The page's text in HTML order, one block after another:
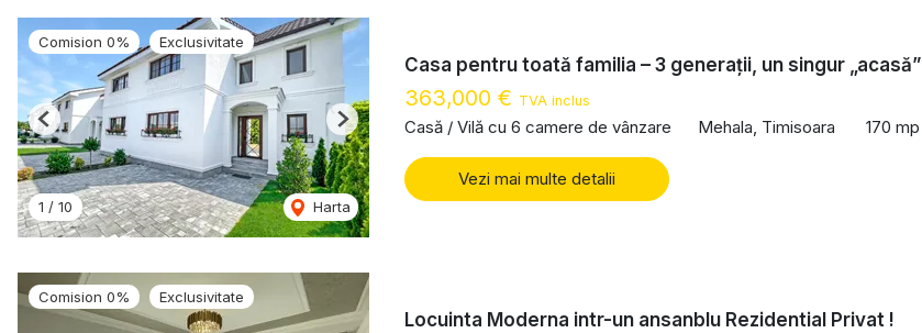
Comision 0% Exclusivitate
1 / 10 Harta
Previous Next
Casa pentru toată familia – 3 generații, un singur „acasă”
363,000 € TVA inclus
Casă / Vilă cu 6 camere de vânzare Mehala, Timisoara 170 mp
Vezi mai multe detalii
Comision 0% Exclusivitate
Locuinta Moderna intr-un ansanblu Rezidential Privat !